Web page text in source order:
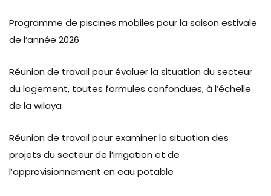
Programme de piscines mobiles pour la saison estivale
de l’année 2026
Réunion de travail pour évaluer la situation du secteur
du logement, toutes formules confondues, à l’échelle
de la wilaya
Réunion de travail pour examiner la situation des
projets du secteur de l’irrigation et de
l’approvisionnement en eau potable